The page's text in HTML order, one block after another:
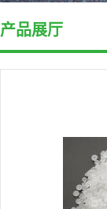
产品展厅